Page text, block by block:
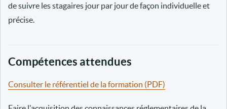
de suivre les stagaires jour par jour de façon individuelle et
précise.
Compétences attendues
Consulter le référentiel de la formation (PDF)